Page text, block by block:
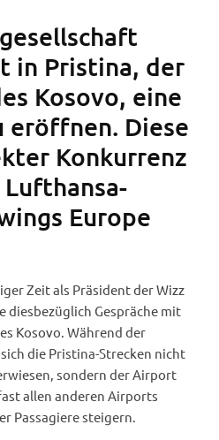
in Pristina, der
Kosovo, eine
eröffnen. Diese
Konkurrenz
Europe
Zeit als Präsident der Wizz
Gespräche mit
Kosovo. Während der
die Pristina-Strecken nicht
sondern der Airport
allen anderen Airports
Passagiere steigern.